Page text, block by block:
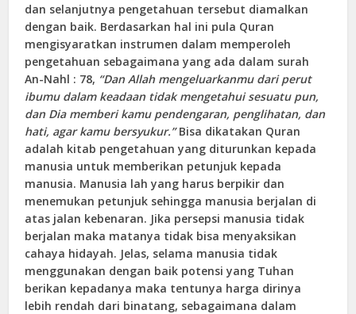
dan selanjutnya pengetahuan tersebut diamalkan
dengan baik. Berdasarkan hal ini pula Quran
mengisyaratkan instrumen dalam memperoleh
pengetahuan sebagaimana yang ada dalam surah
An-Nahl : 78, “Dan Allah mengeluarkanmu dari perut
ibumu dalam keadaan tidak mengetahui sesuatu pun,
dan Dia memberi kamu pendengaran, penglihatan, dan
hati, agar kamu bersyukur.”Bisa dikatakan Quran
adalah kitab pengetahuan yang diturunkan kepada
manusia untuk memberikan petunjuk kepada
manusia. Manusia lah yang harus berpikir dan
menemukan petunjuk sehingga manusia berjalan di
atas jalan kebenaran. Jika persepsi manusia tidak
berjalan maka matanya tidak bisa menyaksikan
cahaya hidayah. Jelas, selama manusia tidak
menggunakan dengan baik potensi yang Tuhan
berikan kepadanya maka tentunya harga dirinya
lebih rendah dari binatang, sebagaimana dalam